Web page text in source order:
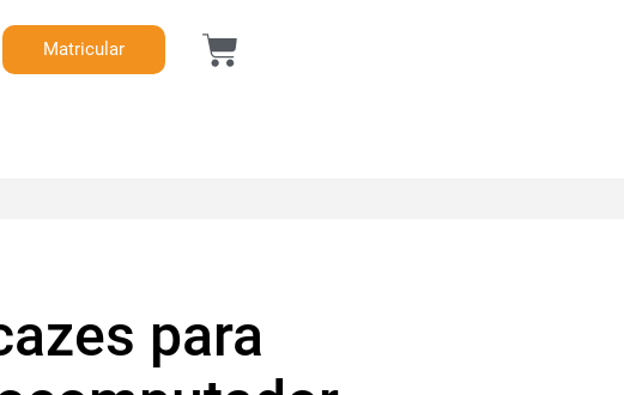
Matricular
para